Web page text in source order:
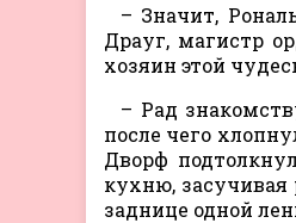
– Значит,
Драуг, магистр
хозяин этой
– Рад
после чего
Дворф
кухню, засучивая
заднице одной